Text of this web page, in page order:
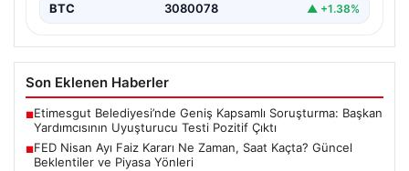
BTC 3080078 ▲ +1.38%
Son Eklenen Haberler
■Etimesgut Belediyesi’nde Geniş Kapsamlı Soruşturma: Başkan
Yardımcısının Uyuşturucu Testi Pozitif Çıktı
■FED Nisan Ayı Faiz Kararı Ne Zaman, Saat Kaçta? Güncel
Beklentiler ve Piyasa Yönleri